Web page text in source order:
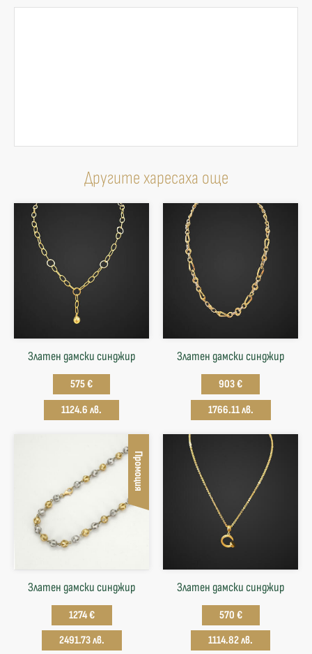
Другите харесаха още
Златен дамски синджир
575 €
1124.6 лв.
Златен дамски синджир
903 €
1766.11 лв.
Промоция
Златен дамски синджир
1274 €
2491.73 лв.
Златен дамски синджир
570 €
1114.82 лв.